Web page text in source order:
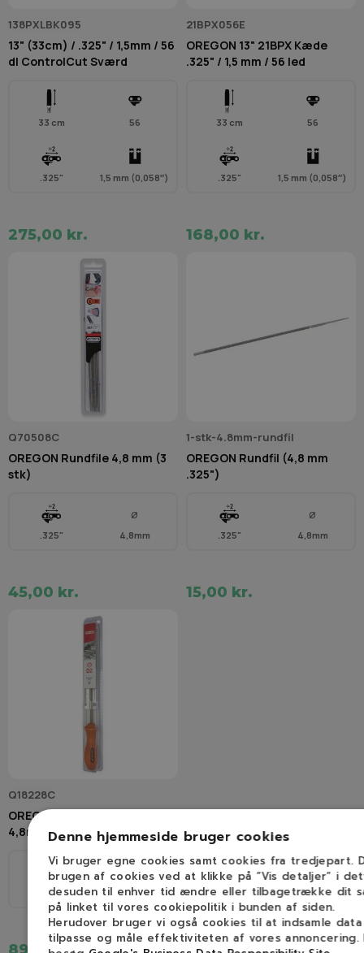
138PXLBK095
13" (33cm) / .325" / 1,5mm / 56
dl ControlCut Sværd
33 cm 56
.325" 1,5 mm (0,058″)
275,00 kr.
21BPX056E
OREGON 13" 21BPX Kæde
.325" / 1,5 mm / 56 led
33 cm 56
.325" 1,5 mm (0,058″)
168,00 kr.
Q70508C
OREGON Rundfile 4,8 mm (3
stk)
.325"
Ø
4,8mm
45,00 kr.
1-stk-4.8mm-rundfil
OREGON Rundfil (4,8 mm
.325")
.325"
Ø
4,8mm
15,00 kr.
Q18228C
OREGON Q18228C Filelære
4,8mm
.325"
Ø
4,8mm
Denne hjemmeside bruger cookies
Vi bruger egne cookies samt cookies fra tredjepart.
brugen af cookies ved at klikke på ”Vis detaljer” i
desuden til enhver tid ændre eller tilbagetrække dit
på linket til vores cookiepolitik i bunden af siden.
Herudover bruger vi også cookies til at indsamle
tilpasse og måle effektiviteten af vores annoncering.